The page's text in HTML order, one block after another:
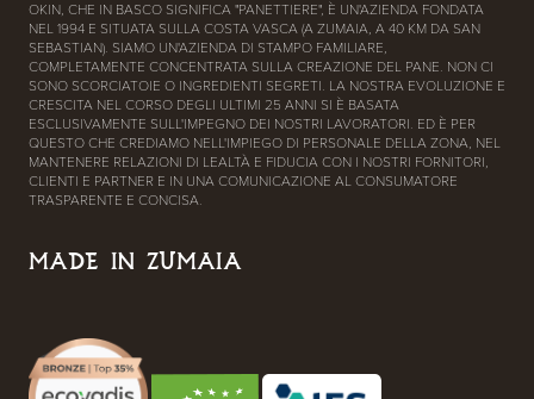
OKIN, CHE IN BASCO SIGNIFICA "PANETTIERE", È UN'AZIENDA FONDATA
NEL 1994 E SITUATA SULLA COSTA VASCA (A ZUMAIA, A 40 KM DA SAN
SEBASTIAN). SIAMO UN'AZIENDA DI STAMPO FAMILIARE,
COMPLETAMENTE CONCENTRATA SULLA CREAZIONE DEL PANE. NON CI
SONO SCORCIATOIE O INGREDIENTI SEGRETI. LA NOSTRA EVOLUZIONE E
CRESCITA NEL CORSO DEGLI ULTIMI 25 ANNI SI È BASATA
ESCLUSIVAMENTE SULL'IMPEGNO DEI NOSTRI LAVORATORI. ED È PER
QUESTO CHE CREDIAMO NELL'IMPIEGO DI PERSONALE DELLA ZONA, NEL
MANTENERE RELAZIONI DI LEALTÀ E FIDUCIA CON I NOSTRI FORNITORI,
CLIENTI E PARTNER E IN UNA COMUNICAZIONE AL CONSUMATORE
TRASPARENTE E CONCISA.
MADE IN ZUMAIA